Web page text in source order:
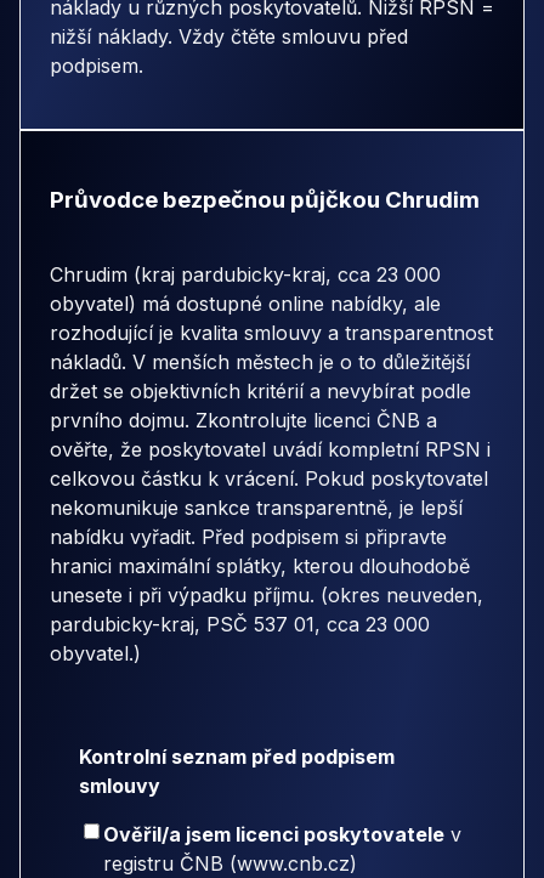
náklady u různých poskytovatelů. Nižší RPSN =
nižší náklady. Vždy čtěte smlouvu před
podpisem.
Průvodce bezpečnou půjčkou Chrudim
Chrudim (kraj pardubicky-kraj, cca 23 000
obyvatel) má dostupné online nabídky, ale
rozhodující je kvalita smlouvy a transparentnost
nákladů. V menších městech je o to důležitější
držet se objektivních kritérií a nevybírat podle
prvního dojmu. Zkontrolujte licenci ČNB a
ověřte, že poskytovatel uvádí kompletní RPSN i
celkovou částku k vrácení. Pokud poskytovatel
nekomunikuje sankce transparentně, je lepší
nabídku vyřadit. Před podpisem si připravte
hranici maximální splátky, kterou dlouhodobě
unesete i při výpadku příjmu. (okres neuveden,
pardubicky-kraj, PSČ 537 01, cca 23 000
obyvatel.)
Kontrolní seznam před podpisem
smlouvy
Ověřil/a jsem licenci poskytovatele v
registru ČNB (www.cnb.cz)